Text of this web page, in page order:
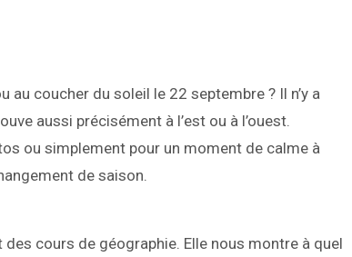
au coucher du soleil le 22 septembre ? Il n’y a
aussi précisément à l’est ou à l’ouest.
ou simplement pour un moment de calme à
de saison.
des cours de géographie. Elle nous montre à quel